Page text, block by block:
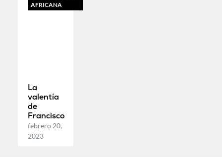
AFRICANA
La
valentía
de
Francisco
febrero 20,
2023